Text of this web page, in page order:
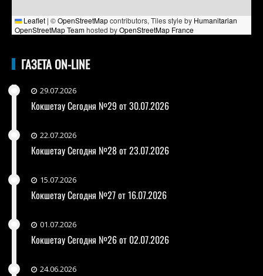
Leaflet | ©OpenStreetMapcontributors, Tiles style by Humanitarian
OpenStreetMap Teamhosted byOpenStreetMap France
ГАЗЕТА ON-LINE
29.07.2026
Кокшетау Сегодня №29 от 30.07.2026
22.07.2026
Кокшетау Сегодня №28 от 23.07.2026
15.07.2026
Кокшетау Сегодня №27 от 16.07.2026
01.07.2026
Кокшетау Сегодня №26 от 02.07.2026
24.06.2026